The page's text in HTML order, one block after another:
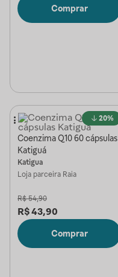
Comprar
20%
Coenzima Q10 60 cápsulas
Katiguá
Katigua
Loja parceira Raia
R$ 54,90
R$43,90
Comprar